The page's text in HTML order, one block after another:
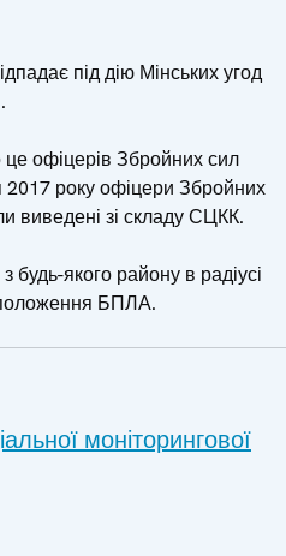
під дію Мінських угод
офіцерів Збройних сил
року офіцери Збройних
виведені зі складу СЦКК.
будь-якого району в радіусі
БПЛА.
моніторингової